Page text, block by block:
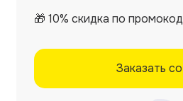
🎁 10% скидка по
Заказать